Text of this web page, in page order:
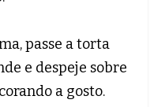
passe a torta
e despeje sobre
a gosto.